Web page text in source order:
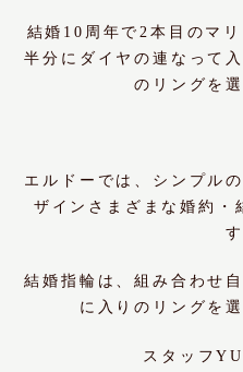
結婚10周年で2本目のマ
半分にダイヤの連なって
のリングを
エルドーでは、シンプル
ザインさまざまな婚約・
す
結婚指輪は、組み合わせ
に入りのリングを
スタッフ